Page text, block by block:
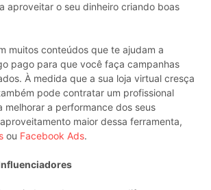
aproveitar o seu dinheiro criando boas
muitos conteúdos que te ajudam a
pago para que você faça campanhas
À medida que a sua loja virtual cresça
pode contratar um profissional
melhorar a performance dos seus
maior dessa ferramenta,
ou Facebook Ads.